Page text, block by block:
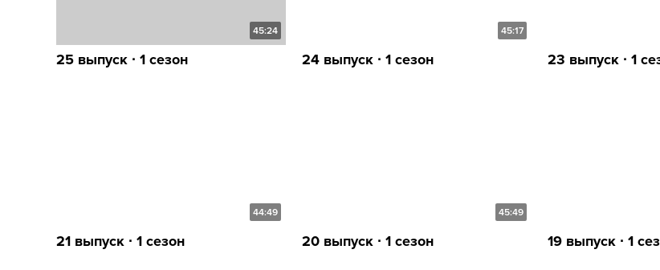
45:24
25 выпуск ∙ 1 сезон
45:17
24 выпуск ∙ 1 сезон 23 выпуск ∙ 1
44:49
21 выпуск ∙ 1 сезон
45:49
20 выпуск ∙ 1 сезон 19 выпуск ∙ 1